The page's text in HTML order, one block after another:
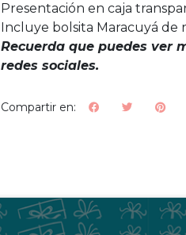
Presentación en caja
Incluye bolsita Maracuyá de
Recuerda que puedes ver
redes sociales.
Compartir en: